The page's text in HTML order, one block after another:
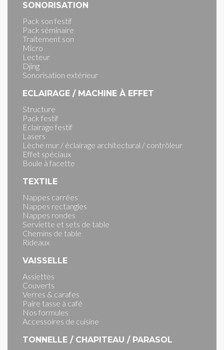
SONORISATION
Pack son festif
Pack séminaire
Traitement son
Micro
Lecteur
Djing
Sonorisation extérieur
ECLAIRAGE / MACHINE À EFFET
Structure
Pack festif
Eclairage festif
Lasers
Lèche mur / éclairage architectural / contrôleur
Effet spéciaux
Boule à facette
TEXTILE
Nappes carrées
Nappes rectangles
Nappes rondes
Serviette et sets de table
Chemins de table
Rideaux
VAISSELLE
Assiettes
Couverts
Verres & carafes
Paire tasse à café
Nos formules
Accessoires de cuisine
TONNELLE / CHAPITEAU / PARASOL